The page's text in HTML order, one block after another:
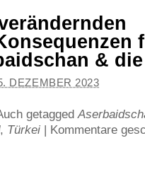
&
DEZEMBER 2023
getagged
, Türkei | Kommentare